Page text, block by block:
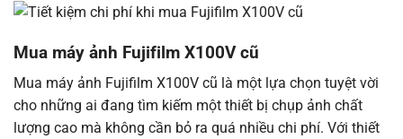
Mua máy ảnh Fujifilm X100V cũ
Mua máy ảnh Fujifilm X100V cũ là một lựa chọn tuyệt vời
cho những ai đang tìm kiếm một thiết bị chụp ảnh chất
lượng cao mà không cần bỏ ra quá nhiều chi phí. Với thiết